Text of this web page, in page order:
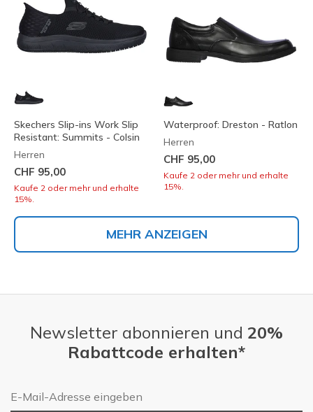
Skechers Slip-ins Work Slip
Resistant: Summits - Colsin
Herren
CHF 95,00
Kaufe 2 oder mehr und erhalte
15%.
Waterproof: Dreston - Ratlon
Herren
CHF 95,00
Kaufe 2 oder mehr und erhalte
15%.
MEHR ANZEIGEN
Newsletter abonnieren und 20%
Rabattcode erhalten*
E-Mail-Adresse